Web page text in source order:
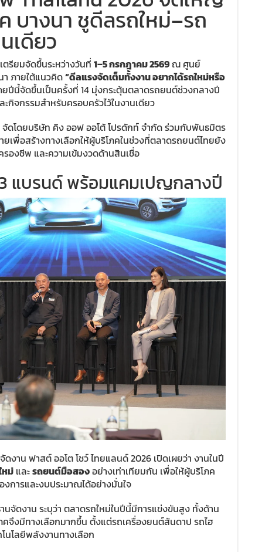
บางนา ชูดีลรถใหม่–รถ
เดียว
เตรียมจัดขึ้นระหว่างวันที่ 1–5 กรกฎาคม 2569ณ ศูนย์
า ภายใต้แนวคิด“ดีลแรงจัดเต็มทั้งงาน อยากได้รถใหม่หรือ
ยปีนี้จัดขึ้นเป็นครั้งที่ 14 มุ่งกระตุ้นตลาดรถยนต์ช่วงกลางปี
กิจกรรมสำหรับครอบครัวไว้ในงานเดียว
จัดโดยบริษัท คิง ออฟ ออโต้ โปรดักท์ จำกัด ร่วมกับพันธมิตร
เพื่อสร้างทางเลือกให้ผู้บริโภคในช่วงที่ตลาดรถยนต์ไทยยัง
องชีพ และความเข้มงวดด้านสินเชื่อ
แบรนด์ พร้อมแคมเปญกลางปี
งาน ฟาสต์ ออโต โชว์ ไทยแลนด์ 2026 เปิดเผยว่า งานในปี
หม่ และรถยนต์มือสองอย่างเท่าเทียมกัน เพื่อให้ผู้บริโภค
การและงบประมาณได้อย่างมั่นใจ
จัดงาน ระบุว่า ตลาดรถใหม่ในปีนี้มีการแข่งขันสูง ทั้งด้าน
คจึงมีทางเลือกมากขึ้น ตั้งแต่รถเครื่องยนต์สันดาป รถไฮ
นโลยีพลังงานทางเลือก